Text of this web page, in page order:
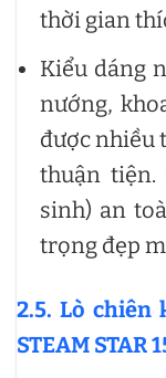
thời gian
Kiểu dáng
nướng,
được nhiều
thuận tiện.
sinh) an
trọng đẹp
2.5. Lò chiên
STEAM STAR